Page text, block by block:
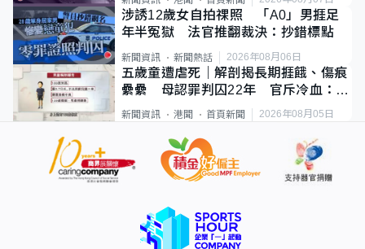
涉誘12歲女自拍祼照 「A0」男捱足
年半冤獄 法官推翻裁決：抄錯標點
新聞資訊 新聞熱話 2026年08月06日
五歲童遭虐死｜解剖揭長期捱餓、傷痕
纍纍 母認罪判囚22年 官斥冷血：同
類案最惡劣
新聞資訊 港聞 首頁新聞 2026年08月05日